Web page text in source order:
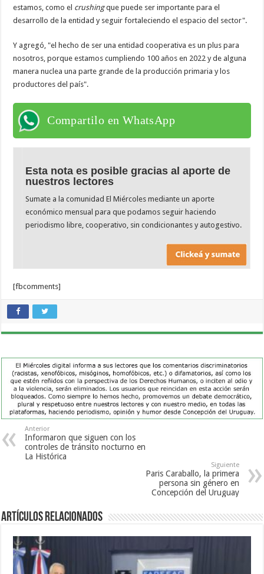
estamos, como el crushingque puede ser importante para el
desarrollo de la entidad y seguir fortaleciendo el espacio del sector".
Y agregó, "el hecho de ser una entidad cooperativa es un plus para
nosotros, porque estamos cumpliendo 100 años en 2022 y de alguna
manera nuclea una parte grande de la producción primaria y los
productores del país".
Compartilo en WhatsApp
Esta nota es posible gracias al aporte de
nuestros lectores
Sumate a la comunidad El Miércoles mediante un aporte
económico mensual para que podamos seguir haciendo
periodismo libre, cooperativo, sin condicionantes y autogestivo.
[fbcomments]
Anterior
Informaron que siguen con los
controles de tránsito nocturno en
La Histórica
Siguiente
Paris Caraballo, la primera
persona sin género en
Concepción del Uruguay
Artículos Relacionados